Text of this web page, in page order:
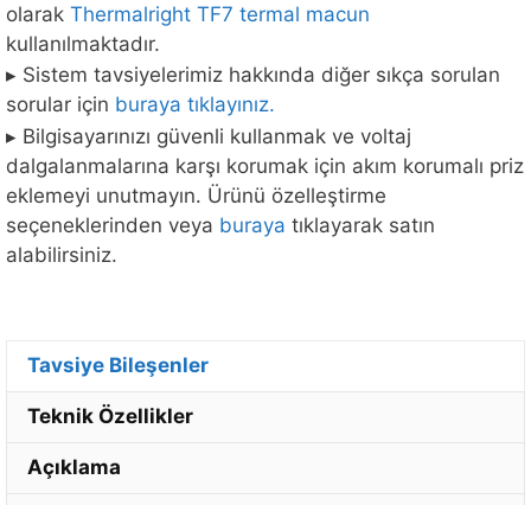
olarak Thermalright TF7 termal macun
kullanılmaktadır.
▸ Sistem tavsiyelerimiz hakkında diğer sıkça sorulan
sorular için buraya tıklayınız.
▸ Bilgisayarınızı güvenli kullanmak ve voltaj
dalgalanmalarına karşı korumak için akım korumalı priz
eklemeyi unutmayın. Ürünü özelleştirme
seçeneklerinden veya buraya tıklayarak satın
alabilirsiniz.
Tavsiye Bileşenler
Teknik Özellikler
Açıklama